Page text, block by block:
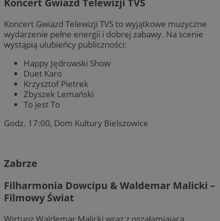
Koncert Gwiazd Telewizji TVS
Koncert Gwiazd Telewizji TVS to wyjątkowe muzyczne
wydarzenie pełne energii i dobrej zabawy. Na scenie
wystąpią ulubieńcy publiczności:
Happy Jędrowski Show
Duet Karo
Krzysztof Pietrek
Zbyszek Lemański
To jest To
Godz. 17:00, Dom Kultury Bielszowice
Zabrze
Filharmonia Dowcipu & Waldemar Malicki –
Filmowy Świat
Wirtuoz Waldemar Malicki wraz z oszałamiającą